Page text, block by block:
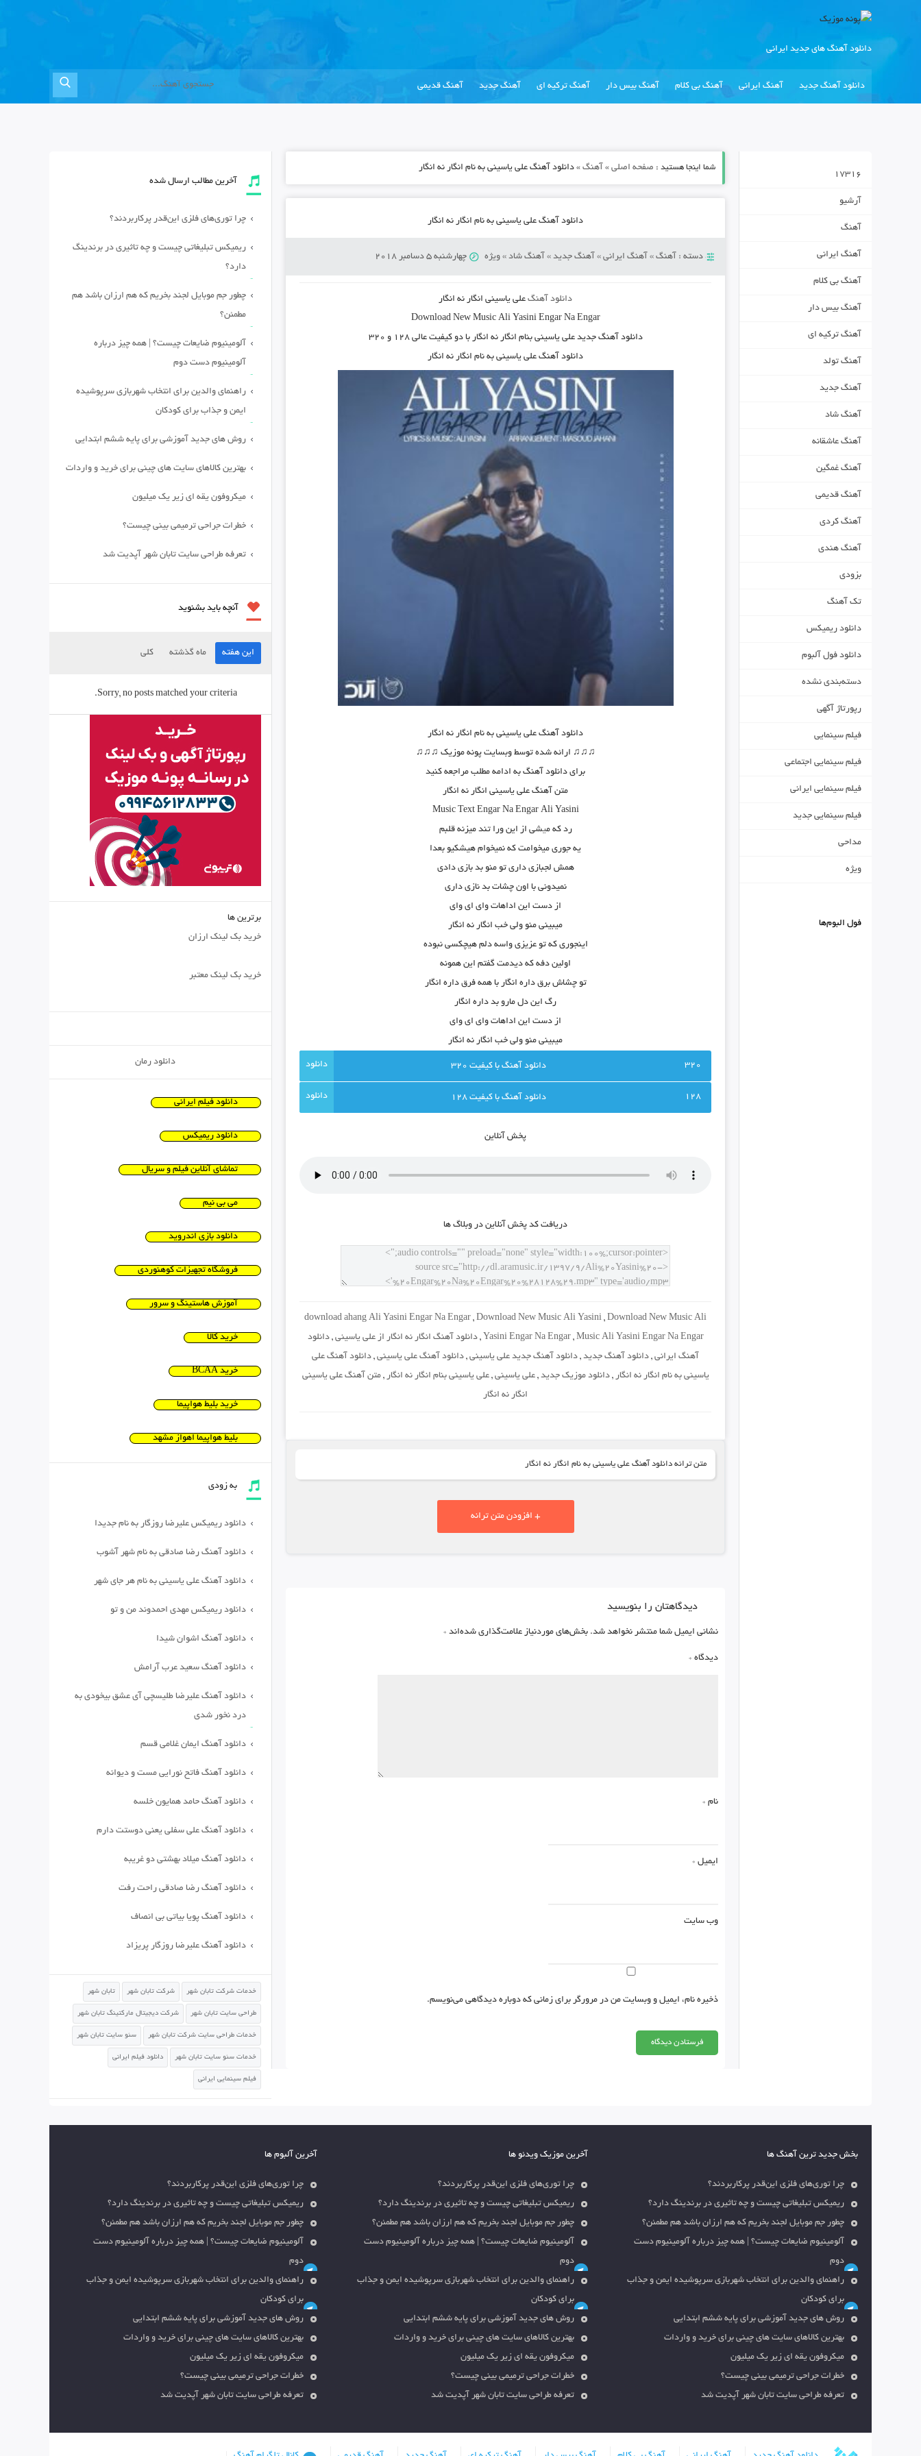
دانلود آهنگ های جدید ایرانی
دانلود آهنگ جدید آهنگ ایرانی آهنگ بی کلام آهنگ بیس دار آهنگ ترکیه ای آهنگ جدید آهنگ قدیمی
شما اینجا هستید : صفحه اصلی» آهنگ» دانلود آهنگ علی یاسینی به نام انگار نه انگار
دانلود آهنگ علی یاسینی به نام انگار نه انگار
دسته : آهنگ» آهنگ ایرانی» آهنگ جدید» آهنگ شاد» ویژه چهارشنبه 5 دسامبر 2018
دانلود آهنگعلی یاسینی انگار نه انگار
Download New Music Ali Yasini Engar Na Engar
دانلود آهنگ جدید علی یاسینی بنام انگار نه انگار با دو کیفیت عالی ۱۲۸ و ۳۲۰
دانلود آهنگ علی یاسینی به نام انگار نه انگار
دانلود آهنگ علی یاسینی به نام انگار نه انگار
♫♫♫ ارائه شده توسط وبسایت پونه موزیک ♫♫♫
برای دانلود آهنگ به ادامه مطلب مراجعه کنید
متن آهنگ علی یاسینی انگار نه انگار
Music Text Engar Na Engar Ali Yasini
رد که میشی از این ورا تند میزنه قلبم
یه جوری میخوامت که نمیخوام هیشکیو بعدا
همش لجبازی داری تو منو بد بازی دادی
نمیدونی با اون چشات بد نازی داری
از دست این اداهات وای ای وای
میبینی منو ولی خب انگار نه انگار
اینجوری که تو عزیزی واسه دلم هیچکسی نبوده
اولین دفه که دیدمت گفتم این همونه
تو چشاش برق داره انگار با همه فرق داره انگار
رگ این دل مارو بد داره انگار
از دست این اداهات وای ای وای
میبینی منو ولی خب انگار نه انگار
320 دانلود آهنگ با کيفيت 320
128 دانلود آهنگ با کيفيت 128
پخش آنلاين
دريافت کد پخش آنلاين در وبلاگ ها
download ahang Ali Yasini Engar Na Engar ,Download New Music Ali Yasini ,Download New Music Ali
Yasini Engar Na Engar, Music Ali Yasini Engar Na Engar
,دانلود آهنگ انگار نه انگار از علی یاسینی ,دانلود
آهنگ ایرانی, دانلود آهنگ جدید, دانلود آهنگ جدید علی یاسینی, دانلود آهنگ علی یاسینی, دانلود آهنگ علی
یاسینی به نام انگار نه انگار ,دانلود موزیک جدید ,علی یاسینی ,علی یاسینی بنام انگار نه انگار ,متن آهنگ علی یاسینی
انگار نه انگار
متن ترانه دانلود آهنگ علی یاسینی به نام انگار نه انگار
+ افزودن متن ترانه
دیدگاهتان را بنویسید
نشانی ایمیل شما منتشر نخواهد شد. بخش‌های موردنیاز علامت‌گذاری شده‌اند *
دیدگاه *
نام *
ایمیل *
وب‌ سایت
ذخیره نام، ایمیل و وبسایت من در مرورگر برای زمانی که دوباره دیدگاهی می‌نویسم.
17316
آرشیو
آهنگ
آهنگ ایرانی
آهنگ بی کلام
آهنگ بیس دار
آهنگ ترکیه ای
آهنگ تولد
آهنگ جدید
آهنگ شاد
آهنگ عاشقانه
آهنگ غمگین
آهنگ قدیمی
آهنگ کردی
آهنگ هندی
بزودی
تک آهنگ
دانلود ریمیکس
دانلود فول آلبوم
دسته‌بندی نشده
رپورتاژ آگهی
فیلم سینمایی
فیلم سینمایی اجتماعی
فیلم سینمایی ایرانی
فیلم سینمایی جدید
مداحی
ویژه
فول البوم‌ها
آخرین مطالب ارسال شده
چرا توری‌های فلزی این‌قدر پرکاربردند؟
ریمیکس تبلیغاتی چیست و چه تاثیری در برندینگ
دارد؟
چطور جم موبایل لجند بخریم که هم ارزان باشد هم
مطمئن؟
آلومینیوم ضایعات چیست؟ | همه چیز درباره
آلومینیوم دست دوم
راهنمای والدین برای انتخاب شهربازی سرپوشیده
ایمن و جذاب برای کودکان
روش های جدید آموزشی برای پایه ششم ابتدایی
بهترین کالاهای سایت های چینی برای خرید و واردات
میکروفون یقه ای زیر یک میلیون
خطرات جراحی ترمیمی بینی چیست؟
تعرفه طراحی سایت تابان شهر آپدیت شد
آنچه باید بشنوید
این هفته ماه گذشته کلی
Sorry, no posts matched your criteria.
برترین ها
خرید بک لینک ارزان
خرید بک لینک معتبر
دانلود رمان
دانلود فیلم ایرانی
دانلود ریمیکس
تماشای آنلاین فیلم و سریال
می بی نیم
دانلود بازی اندروید
فروشگاه تجهیزات کوهنوردی
آموزش هاستینگ و سرور
خرید کالا
خرید BCAA
خرید بلیط هواپیما
بلیط هواپیما اهواز مشهد
به زودی
دانلود ریمیکس علیرضا روزگار به نام جدیدا
دانلود آهنگ رضا صادقی به نام شهر آشوب
دانلود آهنگ علی یاسینی به نام هر جای شهر
دانلود ریمیکس مهدی احمدوند من و تو
دانلود آهنگ اشوان شیدا
دانلود آهنگ سعید عرب آرامش
دانلود آهنگ علیرضا طلیسچی آی عشق بیخودی به
درد نخور شدی
دانلود آهنگ ایمان غلامی قسم
دانلود آهنگ فاتح نورایی مست و دیوانه
دانلود آهنگ حامد همایون خلسه
دانلود آهنگ علی سفلی یعنی دوستت دارم
دانلود آهنگ میلاد بهشتی دو غریبه
دانلود آهنگ رضا صادقی راحت رفت
دانلود آهنگ پویا بیاتی بی انصاف
دانلود آهنگ علیرضا روزگار پریزاد
خدمات شرکت تابان شهر شرکت تابان شهر تابان شهر
طراحی سایت تابان شهر شرکت دیجیتال مارکتینگ تابان شهر
خدمات طراحی سایت شرکت تابان شهر سئو سایت تابان شهر
خدمات سئو سایت تابان شهر دانلود فیلم ایرانی
فیلم سینمایی ایرانی
بخش جدید ترین آهنگ ها
چرا توری‌های فلزی این‌قدر پرکاربردند؟
ریمیکس تبلیغاتی چیست و چه تاثیری در برندینگ دارد؟
چطور جم موبایل لجند بخریم که هم ارزان باشد هم مطمئن؟
آلومینیوم ضایعات چیست؟ | همه چیز درباره آلومینیوم دست
دوم
راهنمای والدین برای انتخاب شهربازی سرپوشیده ایمن و جذاب
برای کودکان
روش های جدید آموزشی برای پایه ششم ابتدایی
بهترین کالاهای سایت های چینی برای خرید و واردات
میکروفون یقه ای زیر یک میلیون
خطرات جراحی ترمیمی بینی چیست؟
تعرفه طراحی سایت تابان شهر آپدیت شد
آخرین موزیک ویدئو ها
چرا توری‌های فلزی این‌قدر پرکاربردند؟
ریمیکس تبلیغاتی چیست و چه تاثیری در برندینگ دارد؟
چطور جم موبایل لجند بخریم که هم ارزان باشد هم مطمئن؟
آلومینیوم ضایعات چیست؟ | همه چیز درباره آلومینیوم دست
دوم
راهنمای والدین برای انتخاب شهربازی سرپوشیده ایمن و جذاب
برای کودکان
روش های جدید آموزشی برای پایه ششم ابتدایی
بهترین کالاهای سایت های چینی برای خرید و واردات
میکروفون یقه ای زیر یک میلیون
خطرات جراحی ترمیمی بینی چیست؟
تعرفه طراحی سایت تابان شهر آپدیت شد
آخرین آلبوم ها
چرا توری‌های فلزی این‌قدر پرکاربردند؟
ریمیکس تبلیغاتی چیست و چه تاثیری در برندینگ دارد؟
چطور جم موبایل لجند بخریم که هم ارزان باشد هم مطمئن؟
آلومینیوم ضایعات چیست؟ | همه چیز درباره آلومینیوم دست
دوم
راهنمای والدین برای انتخاب شهربازی سرپوشیده ایمن و جذاب
برای کودکان
روش های جدید آموزشی برای پایه ششم ابتدایی
بهترین کالاهای سایت های چینی برای خرید و واردات
میکروفون یقه ای زیر یک میلیون
خطرات جراحی ترمیمی بینی چیست؟
تعرفه طراحی سایت تابان شهر آپدیت شد